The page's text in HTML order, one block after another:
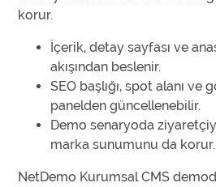
korur.
İçerik, detay sayfası ve
akışından beslenir.
SEO başlığı, spot alanı ve
panelden güncellenebilir.
Demo senaryoda
marka sunumunu da korur.
NetDemo Kurumsal CMS